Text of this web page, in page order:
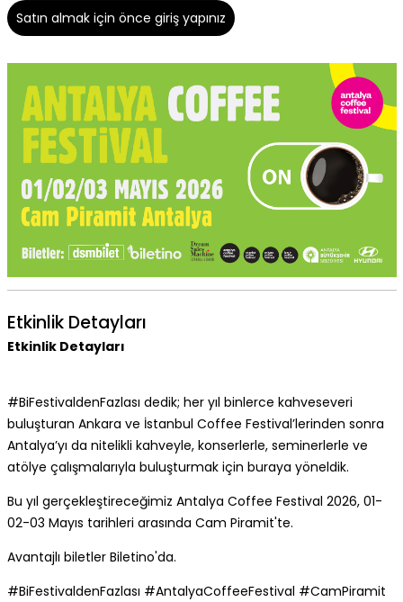
Satın almak için önce giriş yapınız
Etkinlik Detayları
Etkinlik Detayları
#BiFestivaldenFazlası dedik; her yıl binlerce kahveseveri
buluşturan Ankara ve İstanbul Coffee Festival’lerinden sonra
Antalya’yı da nitelikli kahveyle, konserlerle, seminerlerle ve
atölye çalışmalarıyla buluşturmak için buraya yöneldik.
Bu yıl gerçekleştireceğimiz Antalya Coffee Festival 2026, 01-
02-03 Mayıs tarihleri arasında Cam Piramit'te.
Avantajlı biletler Biletino'da.
#BiFestivaldenFazlası #AntalyaCoffeeFestival #CamPiramit